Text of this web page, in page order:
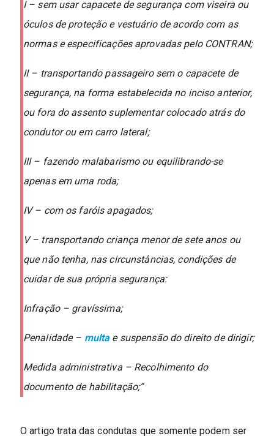
I – sem usar capacete de segurança com viseira ou
óculos de proteção e vestuário de acordo com as
normas e especificações aprovadas pelo CONTRAN;
II – transportando passageiro sem o capacete de
segurança, na forma estabelecida no inciso anterior,
ou fora do assento suplementar colocado atrás do
condutor ou em carro lateral;
III – fazendo malabarismo ou equilibrando-se
apenas em uma roda;
IV – com os faróis apagados;
V – transportando criança menor de sete anos ou
que não tenha, nas circunstâncias, condições de
cuidar de sua própria segurança:
Infração – gravíssima;
Penalidade – multae suspensão do direito de dirigir;
Medida administrativa – Recolhimento do
documento de habilitação;”
O artigo trata das condutas que somente podem ser